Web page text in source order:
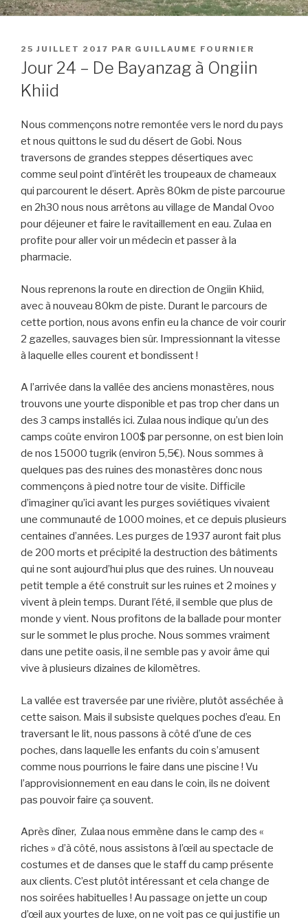
PUBLIÉ
LE
25 JUILLET 2017 PAR GUILLAUME FOURNIER
Jour 24 – De Bayanzag à Ongiin
Khiid
Nous commençons notre remontée vers le nord du pays
et nous quittons le sud du désert de Gobi. Nous
traversons de grandes steppes désertiques avec
comme seul point d’intérêt les troupeaux de chameaux
qui parcourent le désert. Après 80km de piste parcourue
en 2h30 nous nous arrêtons au village de Mandal Ovoo
pour déjeuner et faire le ravitaillement en eau. Zulaa en
profite pour aller voir un médecin et passer à la
pharmacie.
Nous reprenons la route en direction de Ongiin Khiid,
avec à nouveau 80km de piste. Durant le parcours de
cette portion, nous avons enfin eu la chance de voir courir
2 gazelles, sauvages bien sûr. Impressionnant la vitesse
à laquelle elles courent et bondissent !
A l’arrivée dans la vallée des anciens monastères, nous
trouvons une yourte disponible et pas trop cher dans un
des 3 camps installés ici. Zulaa nous indique qu’un des
camps coûte environ 100$ par personne, on est bien loin
de nos 15000 tugrik (environ 5,5€). Nous sommes à
quelques pas des ruines des monastères donc nous
commençons à pied notre tour de visite. Difficile
d’imaginer qu’ici avant les purges soviétiques vivaient
une communauté de 1000 moines, et ce depuis plusieurs
centaines d’années. Les purges de 1937 auront fait plus
de 200 morts et précipité la destruction des bâtiments
qui ne sont aujourd’hui plus que des ruines. Un nouveau
petit temple a été construit sur les ruines et 2 moines y
vivent à plein temps. Durant l’été, il semble que plus de
monde y vient. Nous profitons de la ballade pour monter
sur le sommet le plus proche. Nous sommes vraiment
dans une petite oasis, il ne semble pas y avoir âme qui
vive à plusieurs dizaines de kilomètres.
La vallée est traversée par une rivière, plutôt asséchée à
cette saison. Mais il subsiste quelques poches d’eau. En
traversant le lit, nous passons à côté d’une de ces
poches, dans laquelle les enfants du coin s’amusent
comme nous pourrions le faire dans une piscine ! Vu
l’approvisionnement en eau dans le coin, ils ne doivent
pas pouvoir faire ça souvent.
Après dîner, Zulaa nous emmène dans le camp des «
riches » d’à côté, nous assistons à l’œil au spectacle de
costumes et de danses que le staff du camp présente
aux clients. C’est plutôt intéressant et cela change de
nos soirées habituelles ! Au passage on jette un coup
d’œil aux yourtes de luxe, on ne voit pas ce qui justifie un